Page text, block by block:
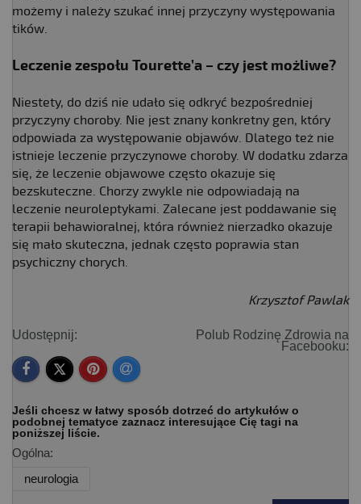
możemy i należy szukać innej przyczyny występowania
tików.
Leczenie zespołu Tourette’a – czy jest możliwe?
Niestety, do dziś nie udało się odkryć bezpośredniej
przyczyny choroby. Nie jest znany konkretny gen, który
odpowiada za występowanie objawów. Dlatego też nie
istnieje leczenie przyczynowe choroby. W dodatku zdarza
się, że leczenie objawowe często okazuje się
bezskuteczne. Chorzy zwykle nie odpowiadają na
leczenie neuroleptykami. Zalecane jest poddawanie się
terapii behawioralnej, która również nierzadko okazuje
się mało skuteczna, jednak często poprawia stan
psychiczny chorych.
Krzysztof Pawlak
Udostępnij:
Polub Rodzinę Zdrowia na
Facebooku:
Jeśli chcesz w łatwy sposób dotrzeć do artykułów o
podobnej tematyce zaznacz interesujące Cię tagi na
poniższej liście.
Ogólna:
neurologia